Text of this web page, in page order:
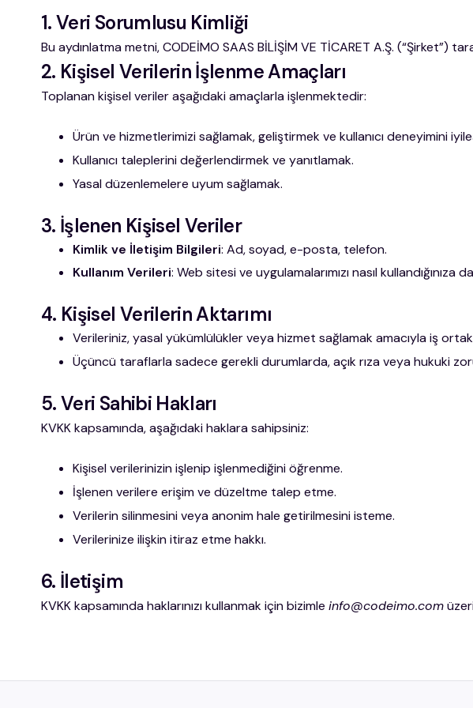
1. Veri Sorumlusu Kimliği
Bu aydınlatma metni, CODEİMO SAAS BİLİŞİM VE TİCARET A.Ş. (“Şirket”)
2. Kişisel Verilerin İşlenme Amaçları
Toplanan kişisel veriler aşağıdaki amaçlarla işlenmektedir:
Ürün ve hizmetlerimizi sağlamak, geliştirmek ve kullanıcı deneyimini
Kullanıcı taleplerini değerlendirmek ve yanıtlamak.
Yasal düzenlemelere uyum sağlamak.
3. İşlenen Kişisel Veriler
Kimlik ve İletişim Bilgileri: Ad, soyad, e-posta, telefon.
Kullanım Verileri: Web sitesi ve uygulamalarımızı nasıl kullandığınıza
4. Kişisel Verilerin Aktarımı
Verileriniz, yasal yükümlülükler veya hizmet sağlamak amacıyla iş
Üçüncü taraflarla sadece gerekli durumlarda, açık rıza veya hukuki
5. Veri Sahibi Hakları
KVKK kapsamında, aşağıdaki haklara sahipsiniz:
Kişisel verilerinizin işlenip işlenmediğini öğrenme.
İşlenen verilere erişim ve düzeltme talep etme.
Verilerin silinmesini veya anonim hale getirilmesini isteme.
Verilerinize ilişkin itiraz etme hakkı.
6. İletişim
KVKK kapsamında haklarınızı kullanmak için bizimle info@codeimo.com